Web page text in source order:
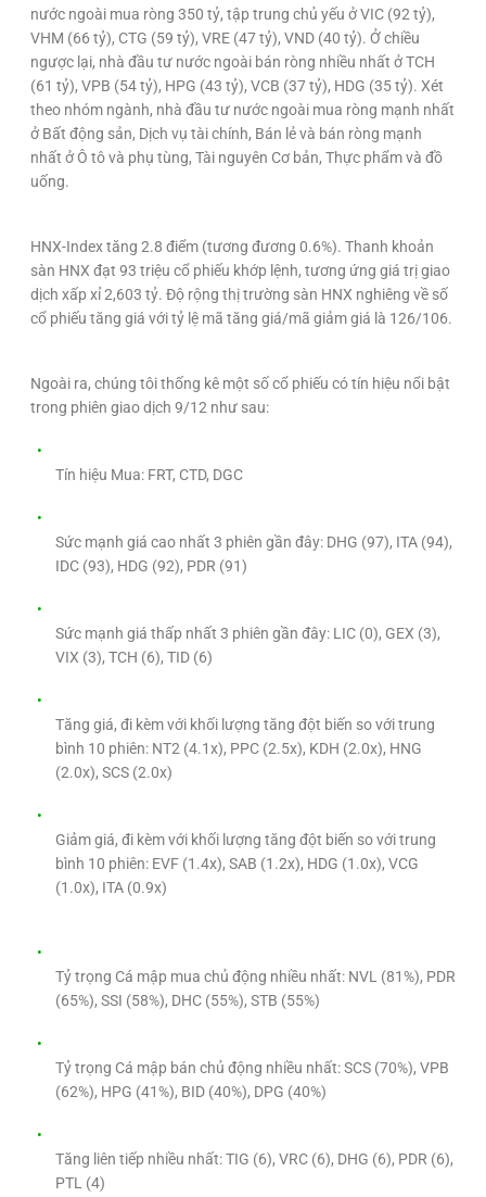
nước ngoài mua ròng 350 tỷ, tập trung chủ yếu ở VIC (92 tỷ),
VHM (66 tỷ), CTG (59 tỷ), VRE (47 tỷ), VND (40 tỷ). Ở chiều
ngược lại, nhà đầu tư nước ngoài bán ròng nhiều nhất ở TCH
(61 tỷ), VPB (54 tỷ), HPG (43 tỷ), VCB (37 tỷ), HDG (35 tỷ). Xét
theo nhóm ngành, nhà đầu tư nước ngoài mua ròng mạnh nhất
ở Bất động sản, Dịch vụ tài chính, Bán lẻ và bán ròng mạnh
nhất ở Ô tô và phụ tùng, Tài nguyên Cơ bản, Thực phẩm và đồ
uống.
HNX-Index tăng 2.8 điểm (tương đương 0.6%). Thanh khoản
sàn HNX đạt 93 triệu cổ phiếu khớp lệnh, tương ứng giá trị giao
dịch xấp xỉ 2,603 tỷ. Độ rộng thị trường sàn HNX nghiêng về số
cổ phiếu tăng giá với tỷ lệ mã tăng giá/mã giảm giá là 126/106.
Ngoài ra, chúng tôi thống kê một số cổ phiếu có tín hiệu nổi bật
trong phiên giao dịch 9/12 như sau:
Tín hiệu Mua: FRT, CTD, DGC
Sức mạnh giá cao nhất 3 phiên gần đây: DHG (97), ITA (94),
IDC (93), HDG (92), PDR (91)
Sức mạnh giá thấp nhất 3 phiên gần đây: LIC (0), GEX (3),
VIX (3), TCH (6), TID (6)
Tăng giá, đi kèm với khối lượng tăng đột biến so với trung
bình 10 phiên: NT2 (4.1x), PPC (2.5x), KDH (2.0x), HNG
(2.0x), SCS (2.0x)
Giảm giá, đi kèm với khối lượng tăng đột biến so với trung
bình 10 phiên: EVF (1.4x), SAB (1.2x), HDG (1.0x), VCG
(1.0x), ITA (0.9x)
Tỷ trọng Cá mập mua chủ động nhiều nhất: NVL (81%), PDR
(65%), SSI (58%), DHC (55%), STB (55%)
Tỷ trọng Cá mập bán chủ động nhiều nhất: SCS (70%), VPB
(62%), HPG (41%), BID (40%), DPG (40%)
Tăng liên tiếp nhiều nhất: TIG (6), VRC (6), DHG (6), PDR (6),
PTL (4)